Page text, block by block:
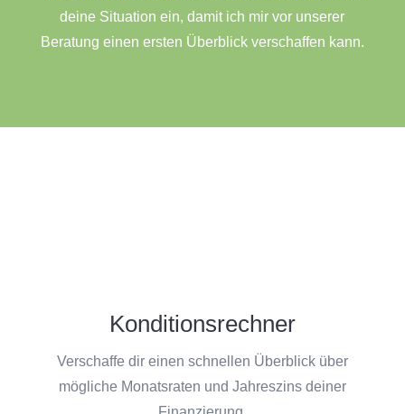
deine Situation ein, damit ich mir vor unserer
Beratung einen ersten Überblick verschaffen kann.
Konditionsrechner
Verschaffe dir einen schnellen Überblick über
mögliche Monatsraten und Jahreszins deiner